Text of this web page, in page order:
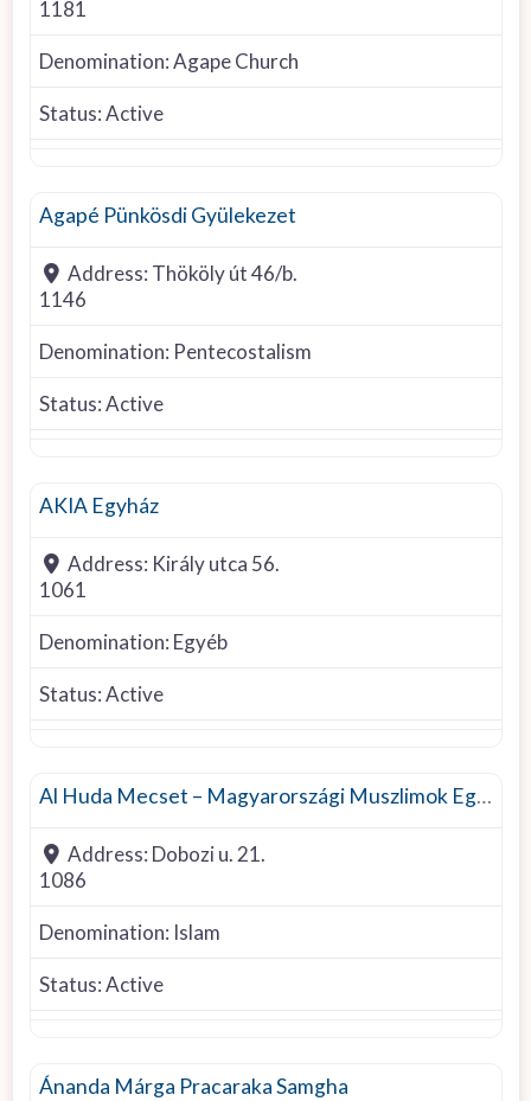
1181
Denomination:Agape Church
Status:Active
Agapé Pünkösdi Gyülekezet
Address: Thököly út 46/b.
1146
Denomination: Pentecostalism
Status:Active
AKIA Egyház
Address: Király utca 56.
1061
Denomination: Egyéb
Status:Active
Al Huda Mecset – Magyarországi Muszlimok Egyháza
Address: Dobozi u. 21.
1086
Denomination: Islam
Status:Active
Ánanda Márga Pracaraka Samgha